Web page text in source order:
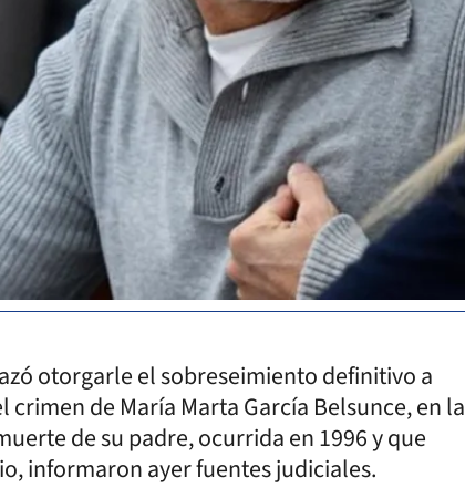
otorgarle el sobreseimiento definitivo a
de María Marta García Belsunce, en la
de su padre, ocurrida en 1996 y que
informaron ayer fuentes judiciales.